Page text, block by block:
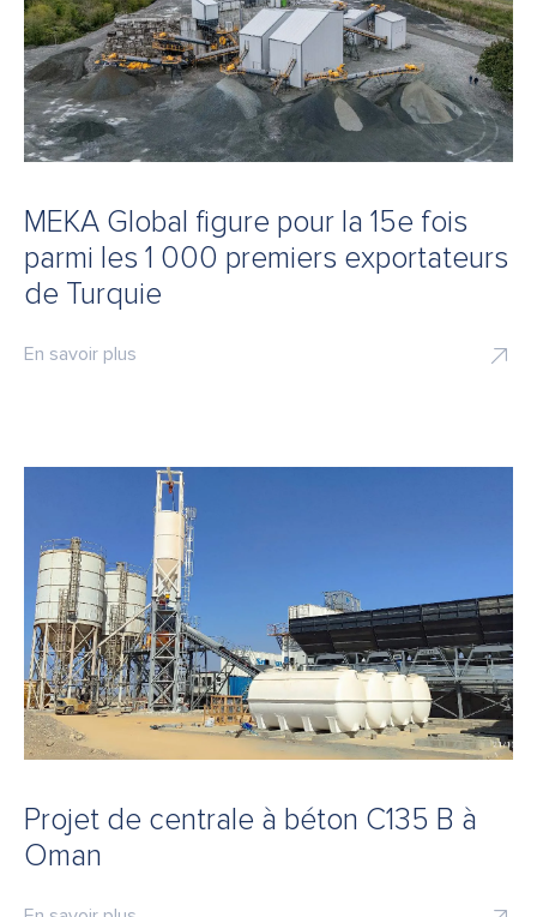
MEKA Global figure pour la 15e fois
parmi les 1 000 premiers exportateurs
de Turquie
En savoir plus
Projet de centrale à béton C135 B à
Oman